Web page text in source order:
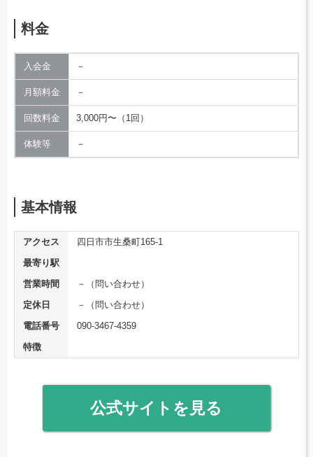
料金
入会金 －
月額料金 －
回数料金 3,000円〜（1回）
体験等 －
基本情報
アクセス
四日市市生桑町165-1
最寄り駅
営業時間
－（問い合わせ）
定休日
－（問い合わせ）
電話番号
090-3467-4359
特徴
公式サイトを見る